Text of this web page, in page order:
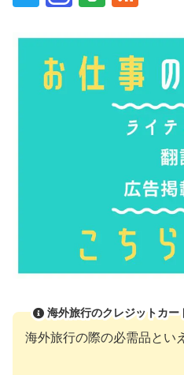
海外旅行のクレジットカー
海外旅行の際の必需品とい